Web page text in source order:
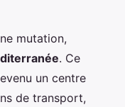
mutation,
. Ce
un centre
de transport,